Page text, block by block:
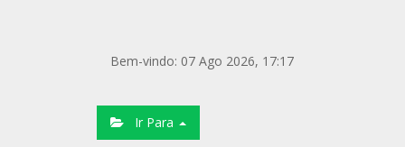
Bem-vindo: 07 Ago 2026, 17:17
Ir Para